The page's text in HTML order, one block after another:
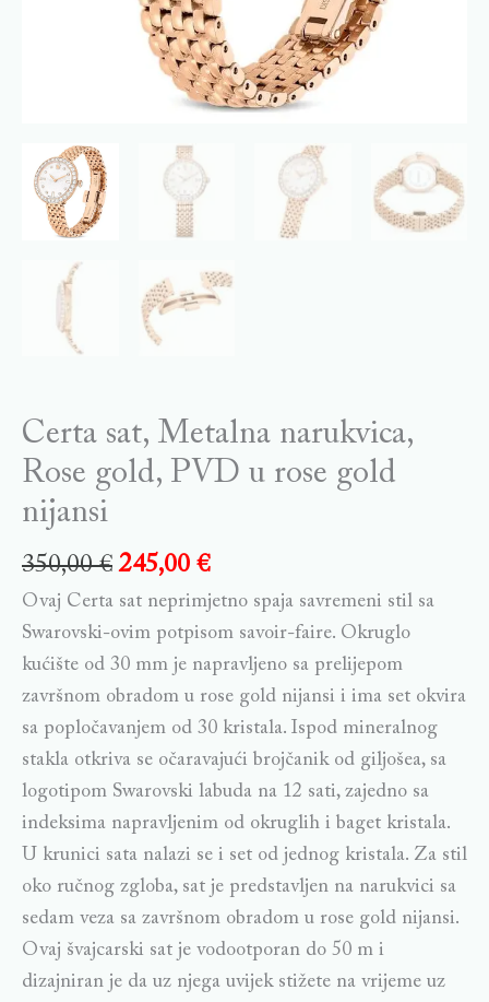
Certa sat, Metalna narukvica,
Rose gold, PVD u rose gold
nijansi
350,00€ 245,00 €
Ovaj Certa sat neprimjetno spaja savremeni stil sa
Swarovski-ovim potpisom savoir-faire. Okruglo
kućište od 30 mm je napravljeno sa prelijepom
završnom obradom u rose gold nijansi i ima set okvira
sa popločavanjem od 30 kristala. Ispod mineralnog
stakla otkriva se očaravajući brojčanik od giljošea, sa
logotipom Swarovski labuda na 12 sati, zajedno sa
indeksima napravljenim od okruglih i baget kristala.
U krunici sata nalazi se i set od jednog kristala. Za stil
oko ručnog zgloba, sat je predstavljen na narukvici sa
sedam veza sa završnom obradom u rose gold nijansi.
Ovaj švajcarski sat je vodootporan do 50 m i
dizajniran je da uz njega uvijek stižete na vrijeme uz